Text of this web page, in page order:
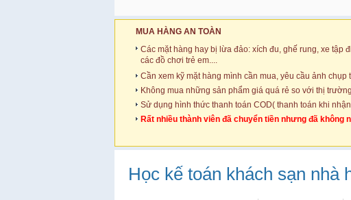
MUA HÀNG AN TOÀN
Các mặt hàng hay bị lừa đảo: xích đu, ghế rung, xe tập
các đồ chơi trẻ em....
Cần xem kỹ mặt hàng mình cần mua, yêu cầu ảnh chụp
Không mua những sản phẩm giá quá rẻ so với thị
Sử dụng hình thức thanh toán COD( thanh toán khi
Rất nhiều thành viên đã chuyển tiền nhưng đã
Học kế toán khách sạn nhà